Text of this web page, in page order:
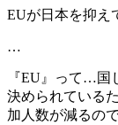
EUが日本を抑え
…
『EU』って…国
決められている
加人数が減るの